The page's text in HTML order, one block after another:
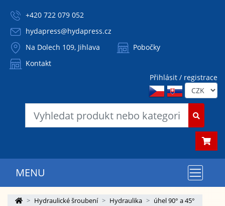
+420 722 079 052
hydapress@hydapress.cz
Na Dolech 109, Jihlava
Pobočky
Kontakt
Přihlásit / registrace
MENU
Hydraulické šroubení Hydraulika úhel 90° a 45°